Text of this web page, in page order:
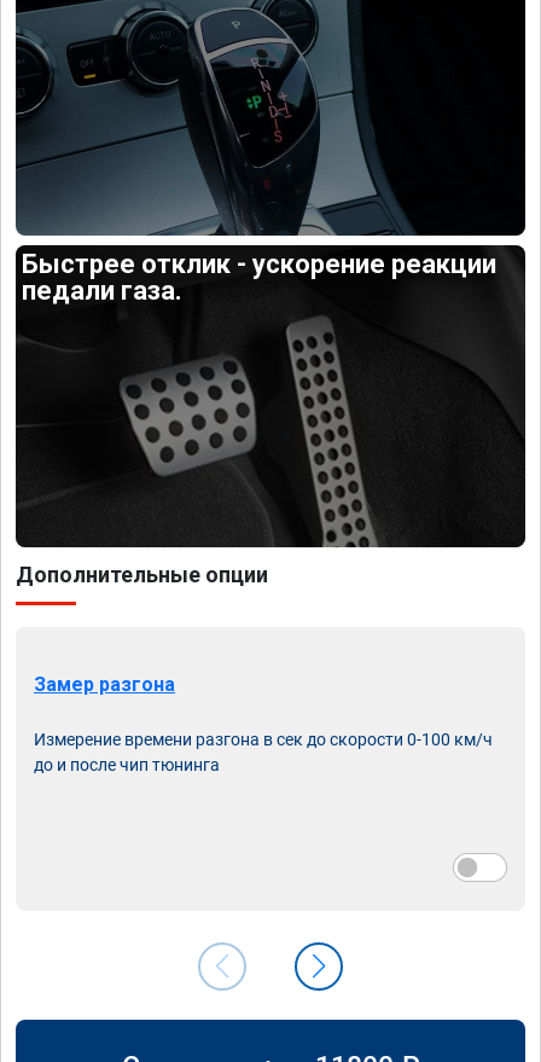
Быстрее отклик - ускорение реакции
педали газа.
Дополнительные опции
Замер разгона
Измерение времени разгона в сек до скорости 0-100 км/ч
до и после чип тюнинга